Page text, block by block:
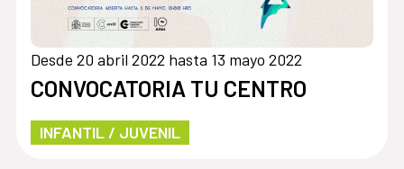
Desde 20 abril 2022 hasta 13 mayo 2022
CONVOCATORIA TU CENTRO
INFANTIL / JUVENIL